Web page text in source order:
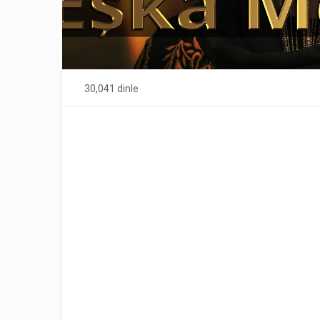
30,041 dinle